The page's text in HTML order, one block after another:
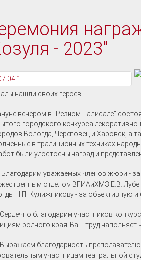
- 2023"
нашли своих героев!
вечером в "Резном Палисаде"
городского конкурса
Вологда, Череповец и Харовск, а
в традиционных техниках
были удостоены наград и
Благодарим уважаемых членов жюри -
отделом ВГИАиХМЗ Е.В.
Н.П. Кулижникову - за объективную
Сердечно благодарим участников
родного края. Ваш труд
Выражаем благодарность
участницам театральной